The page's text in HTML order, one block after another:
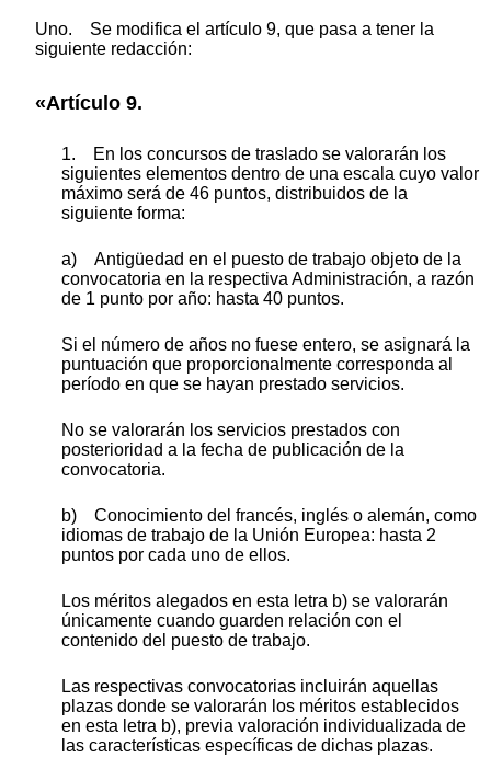
Uno. Se modifica el artículo 9, que pasa a tener la
siguiente redacción:
«Artículo 9.
1. En los concursos de traslado se valorarán los
siguientes elementos dentro de una escala cuyo valor
máximo será de 46 puntos, distribuidos de la
siguiente forma:
a) Antigüedad en el puesto de trabajo objeto de la
convocatoria en la respectiva Administración, a razón
de 1 punto por año: hasta 40 puntos.
Si el número de años no fuese entero, se asignará la
puntuación que proporcionalmente corresponda al
período en que se hayan prestado servicios.
No se valorarán los servicios prestados con
posterioridad a la fecha de publicación de la
convocatoria.
b) Conocimiento del francés, inglés o alemán, como
idiomas de trabajo de la Unión Europea: hasta 2
puntos por cada uno de ellos.
Los méritos alegados en esta letra b) se valorarán
únicamente cuando guarden relación con el
contenido del puesto de trabajo.
Las respectivas convocatorias incluirán aquellas
plazas donde se valorarán los méritos establecidos
en esta letra b), previa valoración individualizada de
las características específicas de dichas plazas.